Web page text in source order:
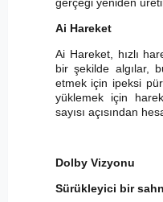
Ai Hareket
Ai Hareket, hızlı
bir şekilde algılar,
etmek için ipeksi
yüklemek için
sayısı açısından
Dolby Vizyonu
Sürükleyici bir